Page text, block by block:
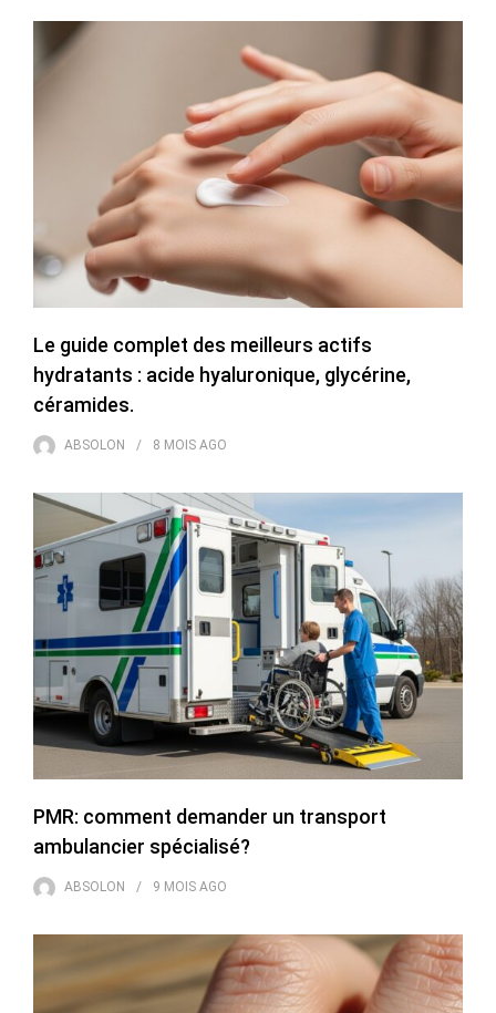
Le guide complet des meilleurs actifs
hydratants : acide hyaluronique, glycérine,
céramides.
ABSOLON 8 MOIS AGO
PMR: comment demander un transport
ambulancier spécialisé?
ABSOLON 9 MOIS AGO